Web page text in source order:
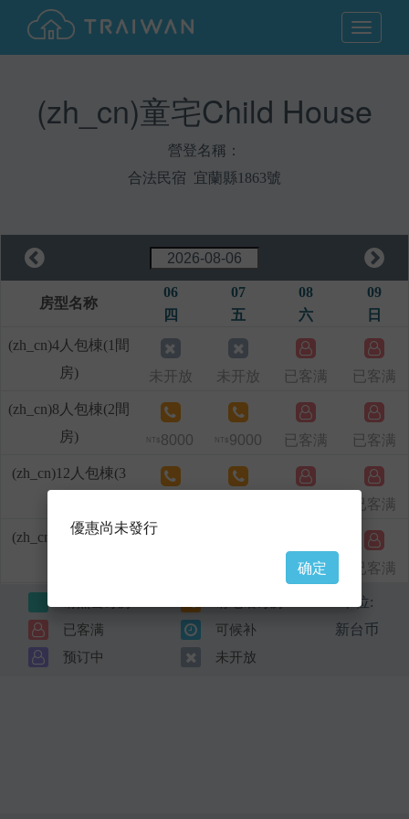
MENU
(zh_cn)童宅Child House
營登名稱：
合法民宿 宜蘭縣1863號
房型名称
(zh_cn)4人包棟(1間
房)
(zh_cn)8人包棟(2間
房)
(zh_cn)12人包棟(3
(zh_cn)16人包棟(4
06
四
07
五
08
六
09
日
未开放 未开放 已客满 已客满
NT$ 8000 NT$ 9000 已客满 已客满
已客满
已客满 已客满
已客满
可候补
预订中
未开放
单位:
新台币
優惠尚未發行
确定